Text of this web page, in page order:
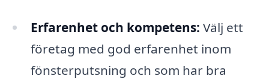
Erfarenhet och kompetens: Välj ett
företag med god erfarenhet inom
fönsterputsning och som har bra